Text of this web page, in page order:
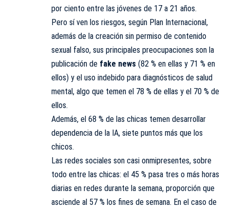
por ciento entre las jóvenes de 17 a 21 años.
Pero sí ven los riesgos, según Plan Internacional,
además de la creación sin permiso de contenido
sexual falso, sus principales preocupaciones son la
publicación de fake news (82 % en ellas y 71 % en
ellos) y el uso indebido para diagnósticos de salud
mental, algo que temen el 78 % de ellas y el 70 % de
ellos.
Además, el 68 % de las chicas temen desarrollar
dependencia de la IA, siete puntos más que los
chicos.
Las redes sociales son casi onmipresentes, sobre
todo entre las chicas: el 45 % pasa tres o más horas
diarias en redes durante la semana, proporción que
asciende al 57 % los fines de semana. En el caso de